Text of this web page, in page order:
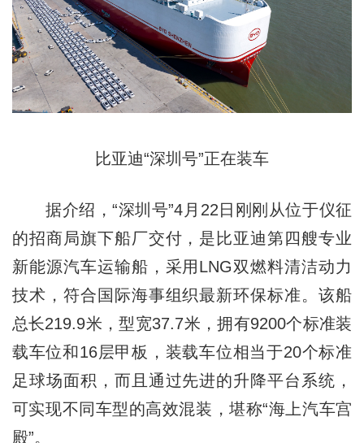
比亚迪“深圳号”正在装车
据介绍，“深圳号”4月22日刚刚从位于仪征
的招商局旗下船厂交付，是比亚迪第四艘专业
新能源汽车运输船，采用LNG双燃料清洁动力
技术，符合国际海事组织最新环保标准。该船
总长219.9米，型宽37.7米，拥有9200个标准装
载车位和16层甲板，装载车位相当于20个标准
足球场面积，而且通过先进的升降平台系统，
可实现不同车型的高效混装，堪称“海上汽车宫
殿”。